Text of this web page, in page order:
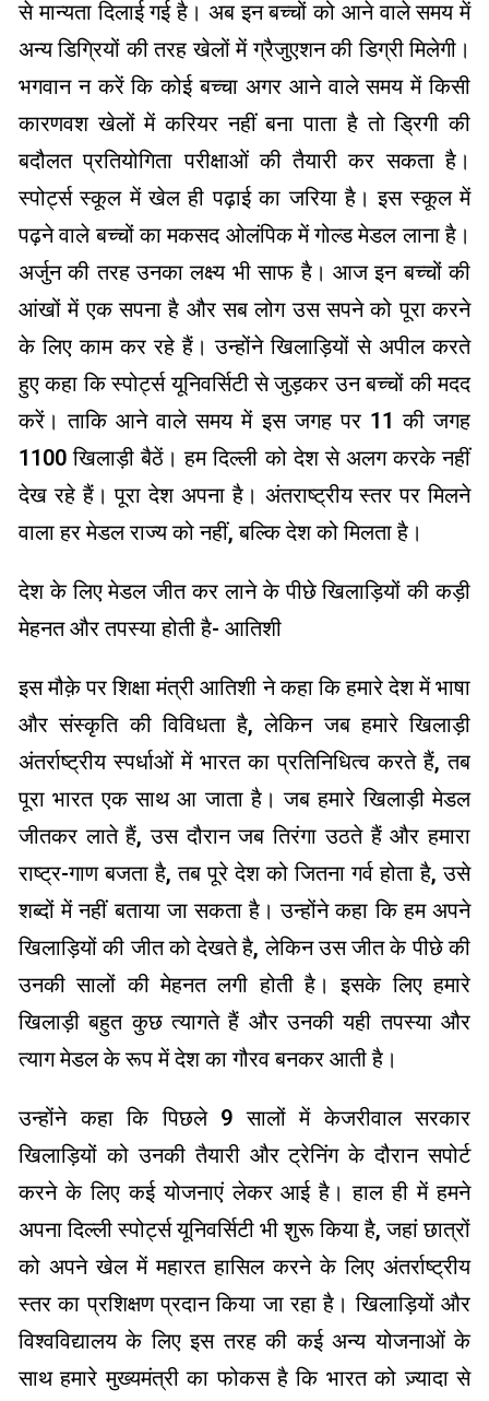
से मान्यता दिलाई गई है। अब इन बच्चों को आने वाले समय में
अन्य डिग्रियों की तरह खेलों में ग्रैजुएशन की डिग्री मिलेगी।
भगवान न करें कि कोई बच्चा अगर आने वाले समय में किसी
कारणवश खेलों में करियर नहीं बना पाता है तो ड्रिगी की
बदौलत प्रतियोगिता परीक्षाओं की तैयारी कर सकता है।
स्पोर्ट्स स्कूल में खेल ही पढ़ाई का जरिया है। इस स्कूल में
पढ़ने वाले बच्चों का मकसद ओलंपिक में गोल्ड मेडल लाना है।
अर्जुन की तरह उनका लक्ष्य भी साफ है। आज इन बच्चों की
आंखों में एक सपना है और सब लोग उस सपने को पूरा करने
के लिए काम कर रहे हैं। उन्होंने खिलाड़ियों से अपील करते
हुए कहा कि स्पोर्ट्स यूनिवर्सिटी से जुड़कर उन बच्चों की मदद
करें। ताकि आने वाले समय में इस जगह पर 11 की जगह
1100 खिलाड़ी बैठें। हम दिल्ली को देश से अलग करके नहीं
देख रहे हैं। पूरा देश अपना है। अंतराष्ट्रीय स्तर पर मिलने
वाला हर मेडल राज्य को नहीं, बल्कि देश को मिलता है।
देश के लिए मेडल जीत कर लाने के पीछे खिलाड़ियों की कड़ी
मेहनत और तपस्या होती है- आतिशी
इस मौक़े पर शिक्षा मंत्री आतिशी ने कहा कि हमारे देश में भाषा
और संस्कृति की विविधता है, लेकिन जब हमारे खिलाड़ी
अंतर्राष्ट्रीय स्पर्धाओं में भारत का प्रतिनिधित्व करते हैं, तब
पूरा भारत एक साथ आ जाता है। जब हमारे खिलाड़ी मेडल
जीतकर लाते हैं, उस दौरान जब तिरंगा उठते हैं और हमारा
राष्ट्र-गाण बजता है, तब पूरे देश को जितना गर्व होता है, उसे
शब्दों में नहीं बताया जा सकता है। उन्होंने कहा कि हम अपने
खिलाड़ियों की जीत को देखते है, लेकिन उस जीत के पीछे की
उनकी सालों की मेहनत लगी होती है। इसके लिए हमारे
खिलाड़ी बहुत कुछ त्यागते हैं और उनकी यही तपस्या और
त्याग मेडल के रूप में देश का गौरव बनकर आती है।
उन्होंने कहा कि पिछले 9 सालों में केजरीवाल सरकार
खिलाड़ियों को उनकी तैयारी और ट्रेनिंग के दौरान सपोर्ट
करने के लिए कई योजनाएं लेकर आई है। हाल ही में हमने
अपना दिल्ली स्पोर्ट्स यूनिवर्सिटी भी शुरू किया है, जहां छात्रों
को अपने खेल में महारत हासिल करने के लिए अंतर्राष्ट्रीय
स्तर का प्रशिक्षण प्रदान किया जा रहा है। खिलाड़ियों और
विश्वविद्यालय के लिए इस तरह की कई अन्य योजनाओं के
साथ हमारे मुख्यमंत्री का फोकस है कि भारत को ज़्यादा से